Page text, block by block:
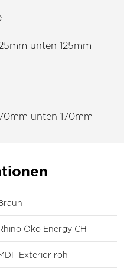
unten 125mm
unten 170mm
Öko Energy CH
Exterior roh